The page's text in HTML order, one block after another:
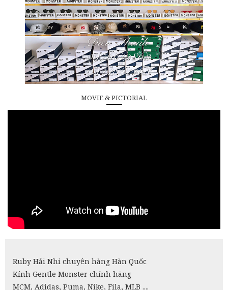
MOVIE & PICTORIAL
Ruby Hải Nhi chuyên hàng Hàn Quốc
Kính Gentle Monster chính hãng
MCM, Adidas, Puma, Nike, Fila, MLB ....